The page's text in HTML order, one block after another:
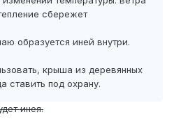
сбережет
образуется иней внутри.
крыша из деревянных
ставить под охрану.
инея.